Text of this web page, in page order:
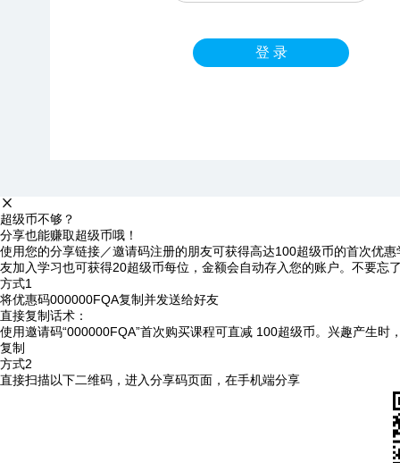
登 录
超级币不够？
分享也能赚取超级币哦！
使用您的分享链接／邀请码注册的朋友可获得高达100超级币的首次优
友加入学习也可获得20超级币每位，金额会自动存入您的账户。不要忘
方式1
将优惠码000000FQA复制并发送给好友
直接复制话术：
使用邀请码“000000FQA”首次购买课程可直减 100超级币。兴趣产生时
复制
方式2
直接扫描以下二维码，进入分享码页面，在手机端分享